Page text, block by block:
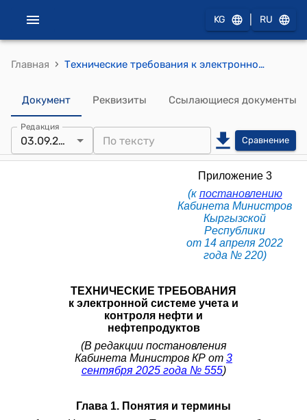
KG RU
Главная › Технические требования к электронной системе учета и контроля нефти и нефтепродуктов (к постановлению Кабинета Министров Кыргызской Республики от 14 апреля 2022 года № 220)
Документ Реквизиты Ссылающиеся документы
Редакция
03.09.2025 Сравнение